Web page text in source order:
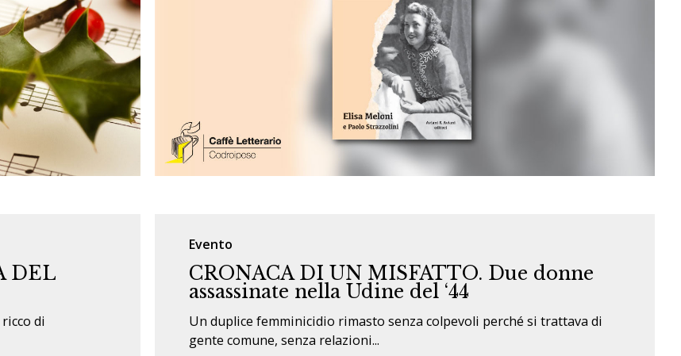
DEL
di
Evento
CRONACA DI UN MISFATTO. Due donne
assassinate nella Udine del ‘44
Un duplice femminicidio rimasto senza colpevoli perché si trattava di
gente comune, senza relazioni...